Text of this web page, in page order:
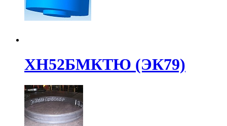
ХН52БМКТЮ (ЭК79)